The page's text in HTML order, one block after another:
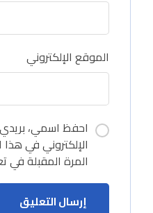
الموقع الإلكتروني
احفظ اسمي، بريدي
الإلكتروني في
المرة المقبلة في
إرسال التعليق